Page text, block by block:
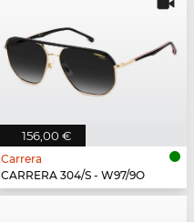
156,00 €
Carrera
CARRERA 304/S - W97/9O